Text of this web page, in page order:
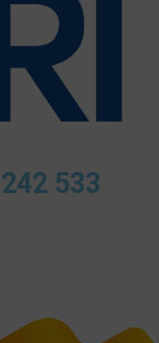
533